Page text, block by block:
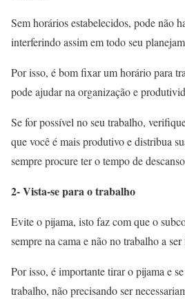
Sem horários estabelecidos, pode não
interferindo assim em todo seu
Por isso, é bom fixar um horário para
pode ajudar na organização e
Se for possível no seu trabalho,
que você é mais produtivo e distribua
sempre procure ter o tempo de
2- Vista-se para o trabalho
Evite o pijama, isto faz com que o
sempre na cama e não no trabalho a ser
Por isso, é importante tirar o pijama e
trabalho, não precisando ser